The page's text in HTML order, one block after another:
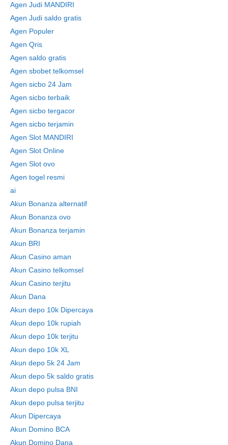
Agen Judi MANDIRI
Agen Judi saldo gratis
Agen Populer
Agen Qris
Agen saldo gratis
Agen sbobet telkomsel
Agen sicbo 24 Jam
Agen sicbo terbaik
Agen sicbo tergacor
Agen sicbo terjamin
Agen Slot MANDIRI
Agen Slot Online
Agen Slot ovo
Agen togel resmi
ai
Akun Bonanza alternatif
Akun Bonanza ovo
Akun Bonanza terjamin
Akun BRI
Akun Casino aman
Akun Casino telkomsel
Akun Casino terjitu
Akun Dana
Akun depo 10k Dipercaya
Akun depo 10k rupiah
Akun depo 10k terjitu
Akun depo 10k XL
Akun depo 5k 24 Jam
Akun depo 5k saldo gratis
Akun depo pulsa BNI
Akun depo pulsa terjitu
Akun Dipercaya
Akun Domino BCA
Akun Domino Dana